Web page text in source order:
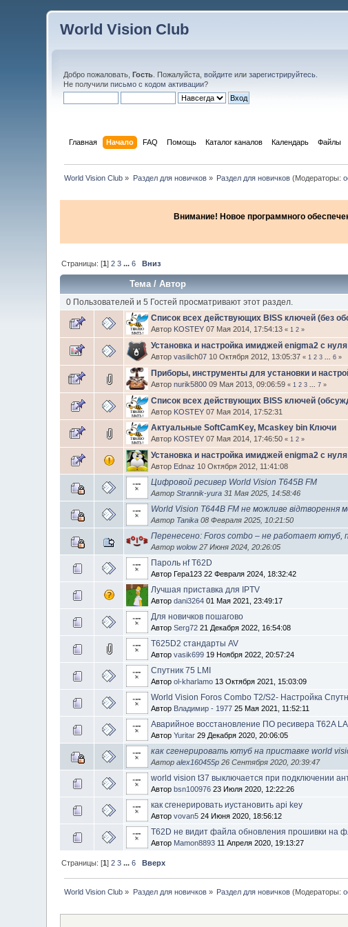
World Vision Club
Добро пожаловать,Гость . Пожалуйста,войдите илизарегистрируйтесь
Не получилиписьмо с кодом активации?
Главная Начало FAQ Помощь Каталог каналов Календарь Файлы
World Vision Club » Раздел для новичков» Раздел для новичков (Модераторы:
Внимание! Новое программного
Страницы: [1]2 3 ...6 Вниз
Тема /Автор
0 Пользователей и 5 Гостей просматривают этот раздел.
Список всех действующих BISS ключей (без
Автор KOSTEY 07 Мая 2014, 17:54:13« 1 2 »
Установка и настройка имиджей enigma2 с
Авторvasilich07 10 Октября 2012, 13:05:37« 1 2 3 ...6 »
Приборы, инструменты для установки и
Авторnurik5800 09 Мая 2013, 09:06:59« 1 2 3 ...7 »
Список всех действующих BISS ключей
Автор KOSTEY 07 Мая 2014, 17:52:31
Актуальные SoftCamKey, Mcaskey bin Ключи
Автор KOSTEY 07 Мая 2014, 17:46:50« 1 2 »
Установка и настройка имиджей enigma2 с нуля
Автор Ednaz 10 Октября 2012, 11:41:08
Цифровой ресивер World Vision T645B FM
АвторStrannik-yura 31 Мая 2025, 14:58:46
World Vision T644B FM не можливе відтворення
Автор Tanika 08 Февраля 2025, 10:21:50
Перенесено: Foros combo – не работает ютуб,
Авторwolow27 Июня 2024, 20:26:05
Пароль нf T62D
Автор Гера123 22 Февраля 2024, 18:32:42
Лучшая приставка для IPTV
Авторdani3264 01 Мая 2021, 23:49:17
Для новичков пошагово
АвторSerg72 21 Декабря 2022, 16:54:08
T625D2 стандарты AV
Авторvasik699 19 Ноября 2022, 20:57:24
Cпутник 75 LMI
Авторol-kharlamo 13 Октября 2021, 15:03:09
World Vision Foros Combo T2/S2- Настройка
Автор Владимир - 1977 25 Мая 2021, 11:52:11
Аварийное восстановление ПО ресивера T62A
АвторYuritar 29 Декабря 2020, 20:06:05
как сгенерировать ютуб на приставке world
Авторalex160455p 26 Сентября 2020, 20:39:47
world vision t37 выключается при подключении
Авторbsn100976 23 Июля 2020, 12:22:26
как сгенерировать иустановить арi key
Авторvovan5 24 Июня 2020, 18:56:12
T62D не видит файла обновления прошивки на
Автор Mamon8893 11 Апреля 2020, 19:13:27
Страницы: [1]2 3 ...6 Вверх
World Vision Club » Раздел для новичков» Раздел для новичков (Модераторы: